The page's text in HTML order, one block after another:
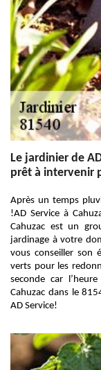
Le jardinier de
prêt à intervenir
Après un temps
!AD Service à
Cahuzac est un
jardinage à votre
vous conseiller son
verts pour les
seconde car
Cahuzac dans le
AD Service!